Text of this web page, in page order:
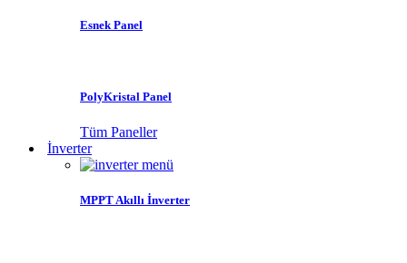
Esnek Panel
PolyKristal Panel
Tüm Paneller
İnverter
MPPT Akıllı İnverter